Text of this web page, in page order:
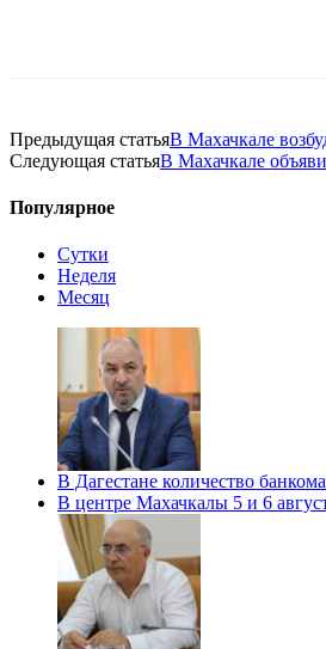
Предыдущая статьяВ Махачкале
Следующая статьяВ Махачкале
Популярное
Сутки
Неделя
Месяц
В Дагестане количество
В центре Махачкалы 5 и 6